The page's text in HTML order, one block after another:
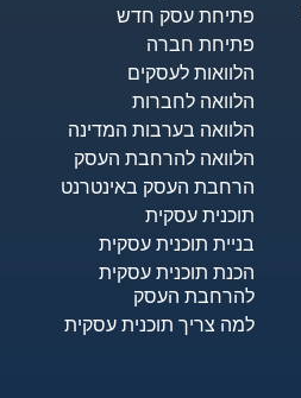
פתיחת עסק חדש
פתיחת חברה
הלוואות לעסקים​
הלוואה לחברות
הלוואה בערבות המדינה
הלוואה להרחבת העסק
הרחבת העסק באינטרנט
תוכנית עסקית
בניית תוכנית עסקית
הכנת תוכנית עסקית
להרחבת העסק
למה צריך תוכנית עסקית